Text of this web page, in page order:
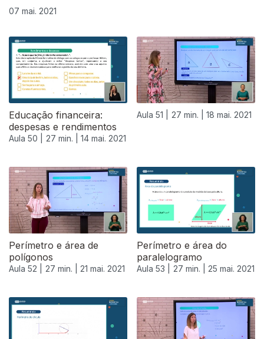
07 mai. 2021
Educação financeira:
despesas e rendimentos
Aula 50 | 27 min. | 14 mai. 2021
Aula 51 | 27 min. | 18 mai. 2021
Perímetro e área de
polígonos
Aula 52 | 27 min. | 21 mai. 2021
Perímetro e área do
paralelogramo
Aula 53 | 27 min. | 25 mai. 2021